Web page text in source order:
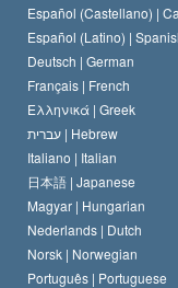
David Miscavige
Español (Castellano) |
Español (Latino) |
Deutsch | German
Français | French
Ελληνικά | Greek
עברית | Hebrew
Italiano | Italian
日本語 | Japanese
Magyar | Hungarian
Nederlands | Dutch
Norsk | Norwegian
Português | Portuguese